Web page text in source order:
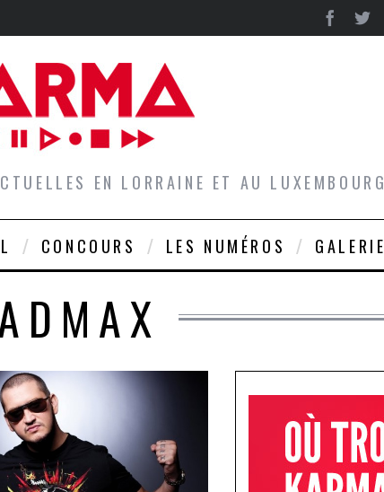
EN LORRAINE ET AU LUXEMBOURG
CONCOURS LES NUMÉROS GALERIE